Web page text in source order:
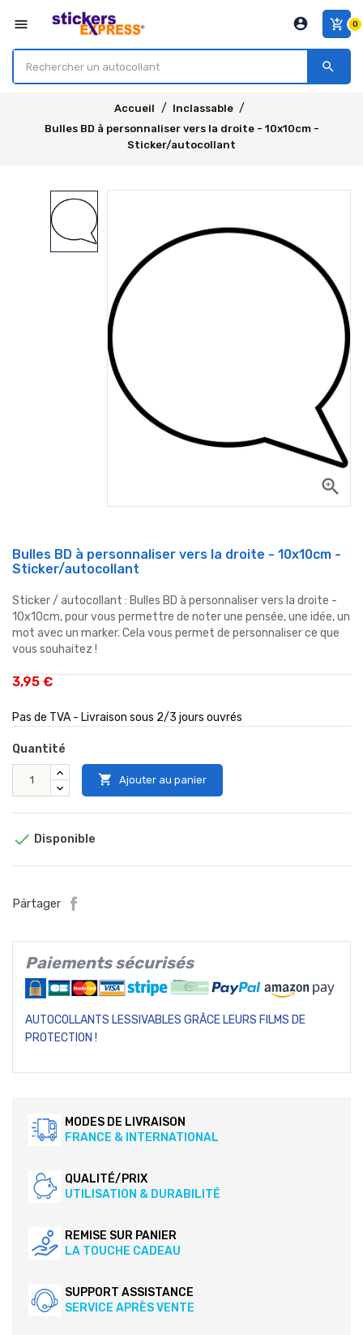
menu add_shopping_cart 0
account_circle
search
Accueil
Inclassable
Bulles BD à personnaliser vers la droite - 10x10cm -
Sticker/autocollant
zoom_in
Bulles BD à personnaliser vers la droite - 10x10cm -
Sticker/autocollant
Sticker / autocollant : Bulles BD à personnaliser vers la droite -
10x10cm, pour vous permettre de noter une pensée, une idée, un
mot avec un marker. Cela vous permet de personnaliser ce que
vous souhaitez !
3,95 €
Pas de TVA - Livraison sous 2/3 jours ouvrés
Quantité
 Ajouter au panier
 Disponible
Pärtager
Paiements sécurisés
AUTOCOLLANTS LESSIVABLES GRÂCE LEURS FILMS DE
PROTECTION !
MODES DE LIVRAISON
FRANCE & INTERNATIONAL
QUALITÉ/PRIX
UTILISATION & DURABILITÉ
REMISE SUR PANIER
LA TOUCHE CADEAU
SUPPORT ASSISTANCE
SERVICE APRÈS VENTE